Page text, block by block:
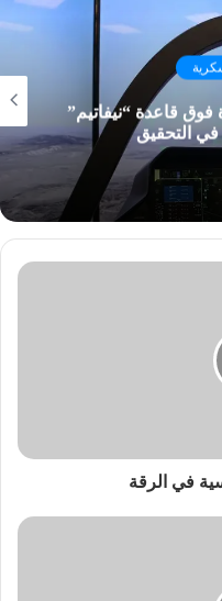
قاعدة “نيفاتيم”
التحقيق
في الرقة